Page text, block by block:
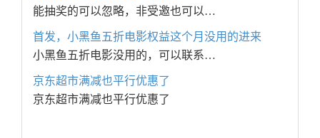
能抽奖的可以忽略，非受邀也可以…
首发，小黑鱼五折电影权益这个月没用的进来
小黑鱼五折电影没用的，可以联系…
京东超市满减也平行优惠了
京东超市满减也平行优惠了